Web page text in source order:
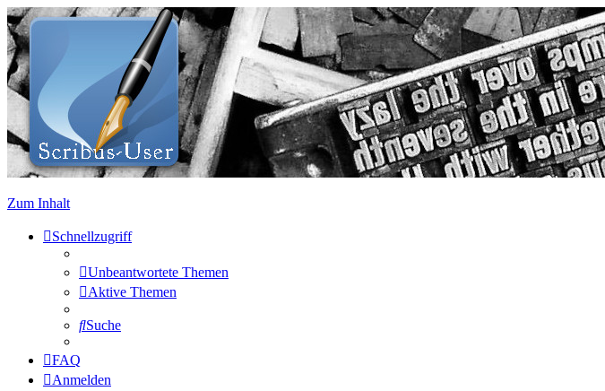
Zum Inhalt
Schnellzugriff
Unbeantwortete Themen
Aktive Themen
Suche
FAQ
Anmelden